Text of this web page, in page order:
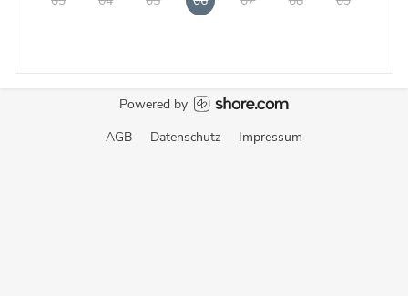
Powered by
AGB
Datenschutz Impressum